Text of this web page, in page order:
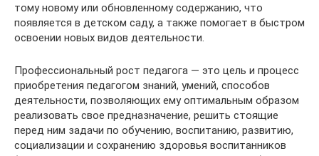
тому новому или обновленному содержанию, что
появляется в детском саду, а также помогает в быстром
освоении новых видов деятельности.
Профессиональный рост педагога — это цель и процесс
приобретения педагогом знаний, умений, способов
деятельности, позволяющих ему оптимальным образом
реализовать свое предназначение, решить стоящие
перед ним задачи по обучению, воспитанию, развитию,
социализации и сохранению здоровья воспитанников